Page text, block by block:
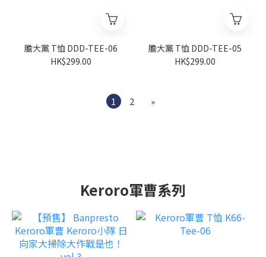
膽大黨 T恤 DDD-TEE-06
HK$299.00
膽大黨 T恤 DDD-TEE-05
HK$299.00
1 2 »
Keroro軍曹系列